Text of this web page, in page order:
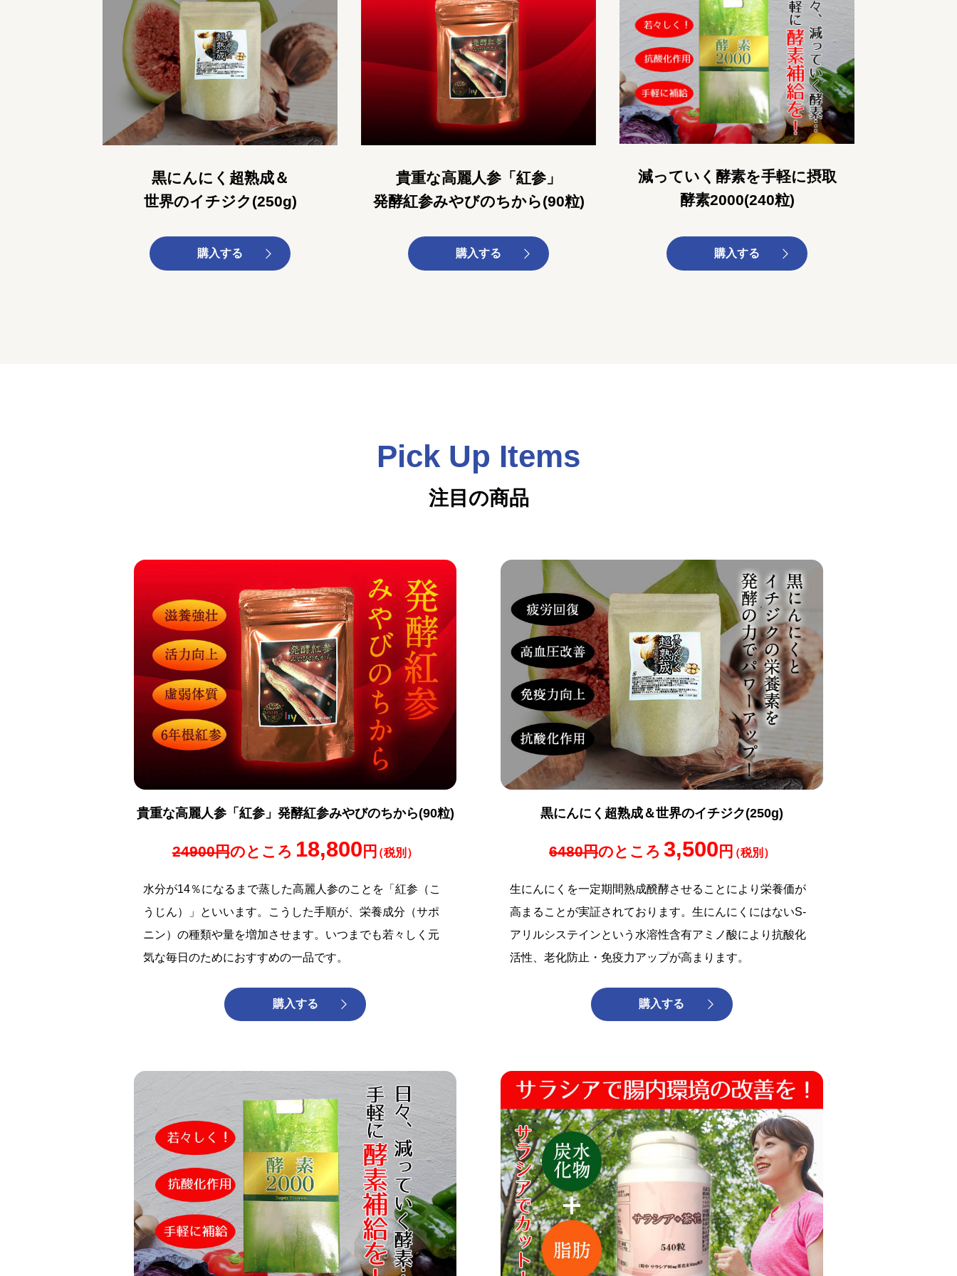
黒にんにく超熟成＆
世界のイチジク(250g)
購入する
貴重な高麗人参「紅参」
発酵紅参みやびのちから(90粒)
購入する
減っていく酵素を手軽に摂取
酵素2000(240粒)
購入する
Pick Up Items
注目の商品
貴重な高麗人参「紅参」発酵紅参みやびのちから(90粒)
24900円のところ 18,800 円（税別）
水分が14％になるまで蒸した高麗人参のことを「紅参（こ
うじん）」といいます。こうした手順が、栄養成分（サポ
ニン）の種類や量を増加させます。いつまでも若々しく元
気な毎日のためにおすすめの一品です。
購入する
黒にんにく超熟成＆世界のイチジク(250g)
6480円のところ 3,500 円（税別）
生にんにくを一定期間熟成醗酵させることにより栄養価が
高まることが実証されております。生にんにくにはないS-
アリルシステインという水溶性含有アミノ酸により抗酸化
活性、老化防止・免疫力アップが高まります。
購入する